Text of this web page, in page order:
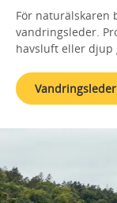
För naturälskaren
vandringsleder.
havsluft eller djup
Vandringsleder